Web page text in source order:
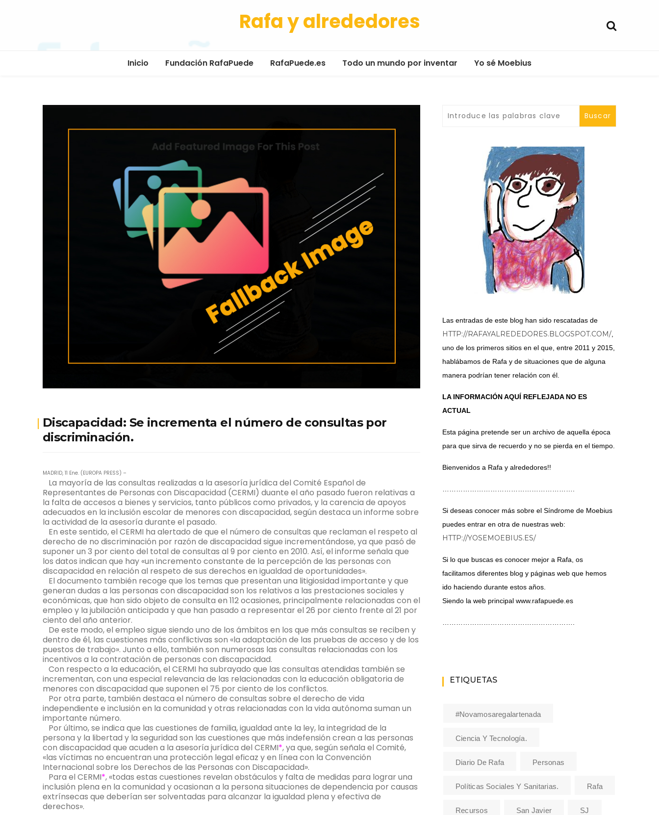
Rafa y alrededores
Inicio Fundación RafaPuede RafaPuede.es Todo un mundo por inventar Yo sé Moebius
Discapacidad: Se incrementa el número de consultas por
discriminación.
MADRID, 11 Ene. (EUROPA PRESS) –
La mayoría de las consultas realizadas a la asesoría jurídica del Comité Español de
Representantes de Personas con Discapacidad (CERMI) duante el año pasado fueron relativas a
la falta de accesos a bienes y servicios, tanto públicos como privados, y la carencia de apoyos
adecuados en la inclusión escolar de menores con discapacidad, según destaca un informe sobre
la actividad de la asesoría durante el pasado.
En este sentido, el CERMI ha alertado de que el número de consultas que reclaman el respeto al
derecho de no discriminación por razón de discapacidad sigue incrementándose, ya que pasó de
suponer un 3 por ciento del total de consultas al 9 por ciento en 2010. Así, el informe señala que
los datos indican que hay «un incremento constante de la percepción de las personas con
discapacidad en relación al respeto de sus derechos en igualdad de oportunidades».
El documento también recoge que los temas que presentan una litigiosidad importante y que
generan dudas a las personas con discapacidad son los relativos a las prestaciones sociales y
económicas, que han sido objeto de consulta en 112 ocasiones, principalmente relacionadas con el
empleo y la jubilación anticipada y que han pasado a representar el 26 por ciento frente al 21 por
ciento del año anterior.
De este modo, el empleo sigue siendo uno de los ámbitos en los que más consultas se reciben y
dentro de él, las cuestiones más conflictivas son «la adaptación de las pruebas de acceso y de los
puestos de trabajo». Junto a ello, también son numerosas las consultas relacionadas con los
incentivos a la contratación de personas con discapacidad.
Con respecto a la educación, el CERMI ha subrayado que las consultas atendidas también se
incrementan, con una especial relevancia de las relacionadas con la educación obligatoria de
menores con discapacidad que suponen el 75 por ciento de los conflictos.
Por otra parte, también destaca el número de consultas sobre el derecho de vida
independiente e inclusión en la comunidad y otras relacionadas con la vida autónoma suman un
importante número.
Por último, se indica que las cuestiones de familia, igualdad ante la ley, la integridad de la
persona y la libertad y la seguridad son las cuestiones que más indefensión crean a las personas
con discapacidad que acuden a la asesoría jurídica del CERMI*, ya que, según señala el Comité,
«las víctimas no encuentran una protección legal eficaz y en línea con la Convención
Internacional sobre los Derechos de las Personas con Discapacidad».
Para el CERMI*, «todas estas cuestiones revelan obstáculos y falta de medidas para lograr una
inclusión plena en la comunidad y ocasionan a la persona situaciones de dependencia por causas
extrínsecas que deberían ser solventadas para alcanzar la igualdad plena y efectiva de
derechos».
Las entradas de este blog han sido rescatadas de
HTTP://RAFAYALREDEDORES.BLOGSPOT.COM/
uno de los primeros sitios en el que, entre 2011 y 2015,
hablábamos de Rafa y de situaciones que de alguna
manera podrían tener relación con él.
LA INFORMACIÓN AQUÍ REFLEJADA NO ES
ACTUAL
Esta página pretende ser un archivo de aquella época
para que sirva de recuerdo y no se pierda en el tiempo.
Bienvenidos a Rafa y alrededores!!
Si deseas conocer más sobre el Síndrome de Moebius
puedes entrar en otra de nuestras web:
HTTP://YOSEMOEBIUS.ES/
Si lo que buscas es conocer mejor a Rafa, os
facilitamos diferentes blog y páginas web que hemos
ido haciendo durante estos años.
Siendo la web principal www.rafapuede.es
ETIQUETAS
#novamosaregalartenada
Ciencia Y Tecnología.
Diario De Rafa Personas
Políticas Sociales Y Sanitarias. Rafa
Recursos San Javier SJ